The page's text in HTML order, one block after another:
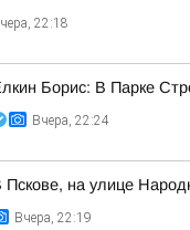
22:18
Борис: В Парке
Вчера, 22:24
Пскове, на улице
Вчера, 22:19